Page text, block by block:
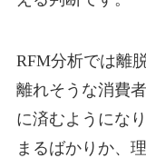
RFM分析では離
離れそうな消費
に済むようにな
まるばかりか、